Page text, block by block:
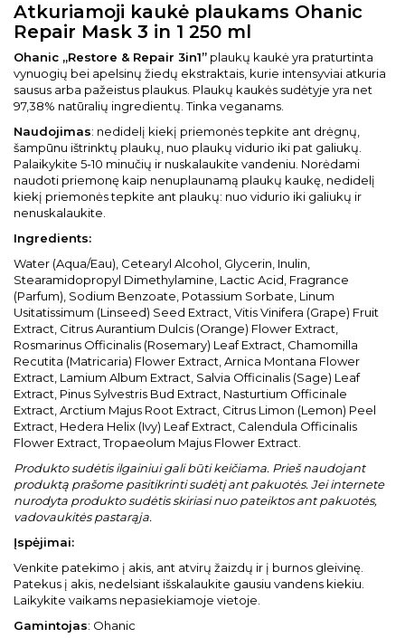
Atkuriamoji kaukė plaukams Ohanic
Repair Mask 3 in 1 250 ml
Ohanic „Restore & Repair 3in1” plaukų kaukė yra praturtinta
vynuogių bei apelsinų žiedų ekstraktais, kurie intensyviai atkuria
sausus arba pažeistus plaukus. Plaukų kaukės sudėtyje yra net
97,38% natūralių ingredientų. Tinka veganams.
Naudojimas: nedidelį kiekį priemonės tepkite ant drėgnų,
šampūnu ištrinktų plaukų, nuo plaukų vidurio iki pat galiukų.
Palaikykite 5-10 minučių ir nuskalaukite vandeniu. Norėdami
naudoti priemonę kaip nenuplaunamą plaukų kaukę, nedidelį
kiekį priemonės tepkite ant plaukų: nuo vidurio iki galiukų ir
nenuskalaukite.
Ingredients:
Water (Aqua/Eau), Cetearyl Alcohol, Glycerin, Inulin,
Stearamidopropyl Dimethylamine, Lactic Acid, Fragrance
(Parfum), Sodium Benzoate, Potassium Sorbate, Linum
Usitatissimum (Linseed) Seed Extract, Vitis Vinifera (Grape) Fruit
Extract, Citrus Aurantium Dulcis (Orange) Flower Extract,
Rosmarinus Officinalis (Rosemary) Leaf Extract, Chamomilla
Recutita (Matricaria) Flower Extract, Arnica Montana Flower
Extract, Lamium Album Extract, Salvia Officinalis (Sage) Leaf
Extract, Pinus Sylvestris Bud Extract, Nasturtium Officinale
Extract, Arctium Majus Root Extract, Citrus Limon (Lemon) Peel
Extract, Hedera Helix (Ivy) Leaf Extract, Calendula Officinalis
Flower Extract, Tropaeolum Majus Flower Extract.
Produkto sudėtis ilgainiui gali būti keičiama. Prieš naudojant
produktą prašome pasitikrinti sudėtį ant pakuotės. Jei internete
nurodyta produkto sudėtis skiriasi nuo pateiktos ant pakuotės,
vadovaukitės pastarąja.
Įspėjimai:
Venkite patekimo į akis, ant atvirų žaizdų ir į burnos gleivinę.
Patekus į akis, nedelsiant išskalaukite gausiu vandens kiekiu.
Laikykite vaikams nepasiekiamoje vietoje.
Gamintojas: Ohanic